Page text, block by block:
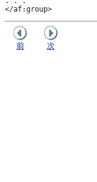
</af:group>
前 次